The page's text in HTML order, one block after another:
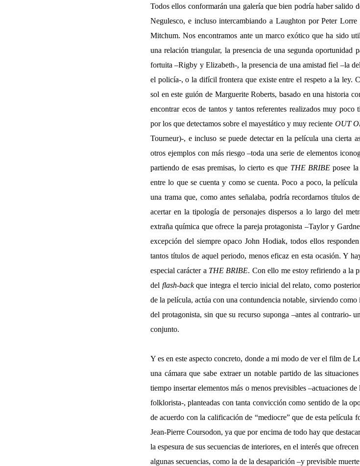
Todos ellos conformarán una galería que bien podría haber salido
Negulesco, e incluso intercambiando a Laughton por Peter
Mitchum. Nos encontramos ante un marco exótico que ha sido
una relación triangular, la presencia de una segunda oportunidad
fortuita –Rigby y Elizabeth-, la presencia de una amistad fiel –la
el policía-, o la difícil frontera que existe entre el respeto a la ley.
sol en este guión de Marguerite Roberts, basado en una historia
encontrar ecos de tantos y tantos referentes realizados muy
por los que detectamos sobre el mayestático y muy reciente OUT
Tourneur)-, e incluso se puede detectar en la película una cierta
otros ejemplos con más riesgo –toda una serie de elementos
partiendo de esas premisas, lo cierto es que THE BRIBE posee
entre lo que se cuenta y como se cuenta. Poco a poco, la
una trama que, como antes señalaba, podría recordarnos títulos
acertar en la tipología de personajes dispersos a lo largo del
extraña química que ofrece la pareja protagonista –Taylor y
excepción del siempre opaco John Hodiak, todos ellos
tantos títulos de aquel periodo, menos eficaz en esta ocasión. Y
especial carácter a THE BRIBE. Con ello me estoy refiriendo a la
del flash-backque integra el tercio inicial del relato, como
de la película, actúa con una contundencia notable, sirviendo
del protagonista, sin que su recurso suponga –antes al contrario-
conjunto.
Y es en este aspecto concreto, donde a mi modo de ver el film de
una cámara que sabe extraer un notable partido de las
tiempo insertar elementos más o menos previsibles –actuaciones
folklorista-, planteadas con tanta convicción como sentido de la
de acuerdo con la calificación de “mediocre” que de esta película
Jean-Pierre Coursodon, ya que por encima de todo hay que
la espesura de sus secuencias de interiores, en el interés que
algunas secuencias, como la de la desaparición –y previsible